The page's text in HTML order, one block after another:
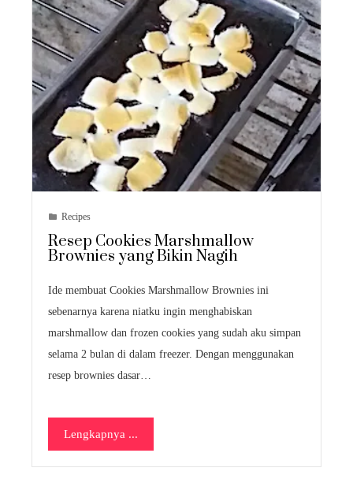
Recipes
Resep Cookies Marshmallow
Brownies yang Bikin Nagih
Ide membuat Cookies Marshmallow Brownies ini
sebenarnya karena niatku ingin menghabiskan
marshmallow dan frozen cookies yang sudah aku simpan
selama 2 bulan di dalam freezer. Dengan menggunakan
resep brownies dasar…
Lengkapnya ...